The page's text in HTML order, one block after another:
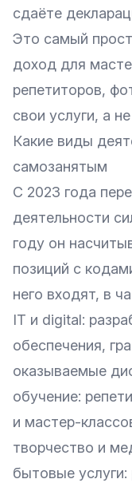
сдаёте
Это самый
доход для
репетиторов,
свои услуги, а
Какие виды
самозанятым
С 2023 года
деятельности
году он
позиций с
него входят, в
IT и digital:
обеспечения,
оказываемые
обучение:
и мастер-
творчество и
бытовые